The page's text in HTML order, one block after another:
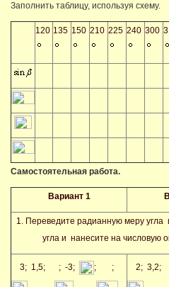
Заполнить таблицу, используя схему.
120 135 150 210 225 240 300
Самостоятельная работа.
Вариант 1
1. Переведите радианную меру угла
угла и нанесите на числовую
3; 1,5; ; -3; ; ; 2; 3,2;